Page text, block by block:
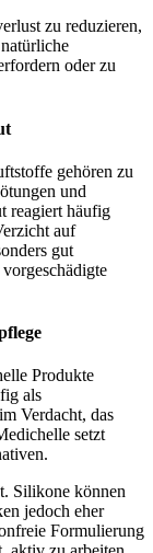
zu reduzieren,
oder zu
gehören zu
und
reagiert häufig
auf
gut
Produkte
als
Verdacht, das
setzt
Silikone können
jedoch eher
Formulierung